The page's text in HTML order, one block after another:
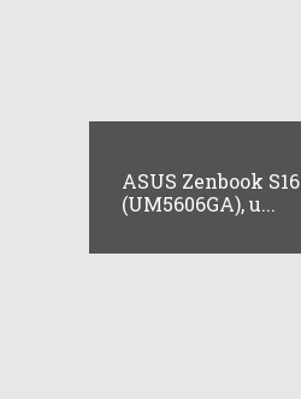
ASUS Zenbook S16
(UM5606GA), u...